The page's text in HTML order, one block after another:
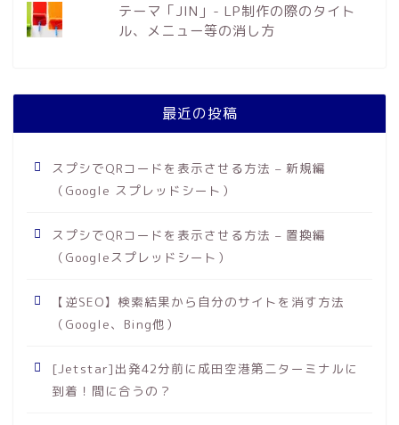
テーマ「JIN」- LP制作の際のタイト
ル、メニュー等の消し方
最近の投稿
スプシでQRコードを表示させる方法 – 新規編
（Google スプレッドシート）
スプシでQRコードを表示させる方法 – 置換編
（Googleスプレッドシート）
【逆SEO】検索結果から自分のサイトを消す方法
（Google、Bing他）
[Jetstar]出発42分前に成田空港第二ターミナルに
到着！間に合うの？